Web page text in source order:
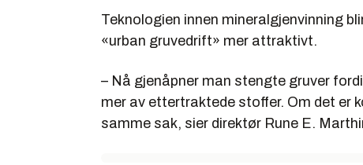
Teknologien innen mineralgjenvinning
«urban gruvedrift» mer attraktivt.
– Nå gjenåpner man stengte gruver
mer av ettertraktede stoffer. Om det er
samme sak, sier direktør Rune E.